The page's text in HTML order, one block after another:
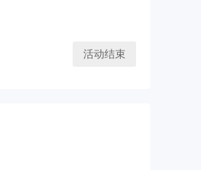
活动结束